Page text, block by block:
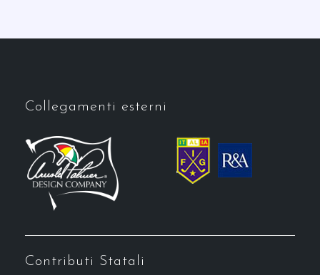
Collegamenti esterni
Contributi Statali